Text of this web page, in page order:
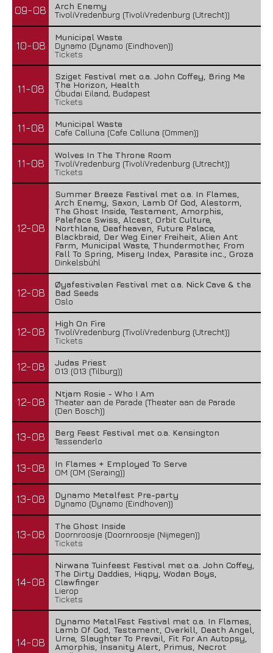
09-08
Arch Enemy
TivoliVredenburg (TivoliVredenburg (Utrecht))
10-08
Municipal Waste
Dynamo (Dynamo (Eindhoven))
Tickets
11-08
Sziget Festival met o.a. John Coffey, Bring Me
The Horizon, Health
Óbudai Eiland, Budapest
Tickets
11-08
Municipal Waste
Cafe Calluna (Cafe Calluna (Ommen))
11-08
Wolves In The Throne Room
TivoliVredenburg (TivoliVredenburg (Utrecht))
Tickets
12-08
Summer Breeze Festival met o.a. In Flames,
Arch Enemy, Saxon, Lamb Of God, Alestorm,
The Ghost Inside, Testament, Amorphis,
Paleface Swiss, Alcest, Orbit Culture,
Northlane, Deafheaven, Future Palace,
Blackbraid, Der Weg Einer Freiheit, Alien Ant
Farm, Municipal Waste, Thundermother, From
Fall To Spring, Misery Index, Parasite inc., Groza
Dinkelsbühl
12-08
Øyafestivalen Festival met o.a. Nick Cave & the
Bad Seeds
Oslo
12-08
High On Fire
TivoliVredenburg (TivoliVredenburg (Utrecht))
Tickets
12-08
Judas Priest
013 (013 (Tilburg))
12-08
Ntjam Rosie - Who I Am
Theater aan de Parade (Theater aan de Parade
(Den Bosch))
13-08
Berg Feest Festival met o.a. Kensington
Tessenderlo
13-08
In Flames + Employed To Serve
OM (OM (Seraing))
13-08
Dynamo Metalfest Pre-party
Dynamo (Dynamo (Eindhoven))
13-08
The Ghost Inside
Doornroosje (Doornroosje (Nijmegen))
Tickets
14-08
Nirwana Tuinfeest Festival met o.a. John Coffey,
The Dirty Daddies, Hiqpy, Wodan Boys,
Clawfinger
Lierop
Tickets
14-08
Dynamo MetalFest Festival met o.a. In Flames,
Lamb Of God, Testament, Overkill, Death Angel,
Urne, Slaughter To Prevail, Fit For An Autopsy,
Amorphis, Insanity Alert, Primus, Necrot